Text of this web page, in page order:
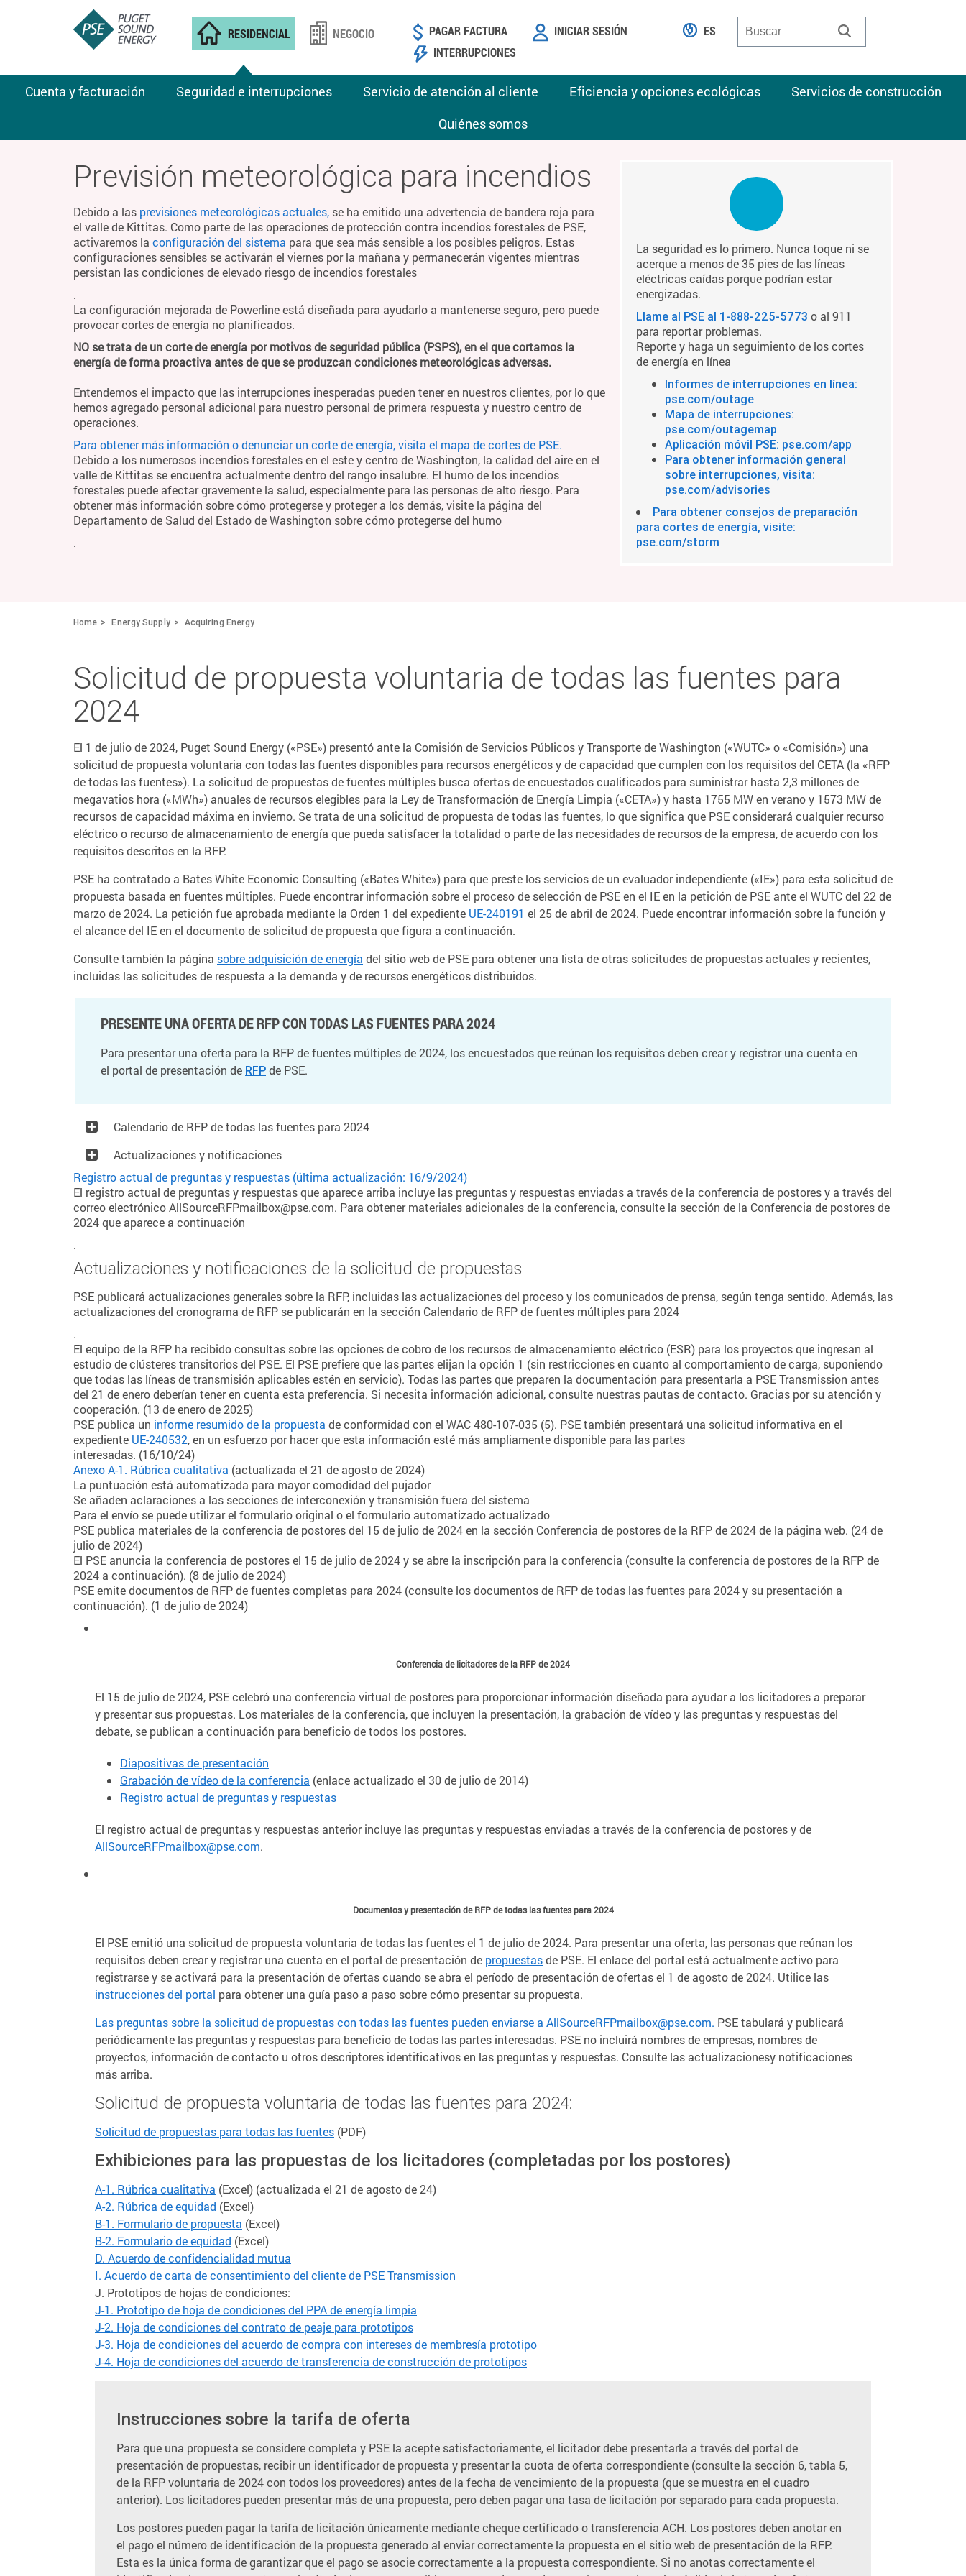
RESIDENCIAL
Cuenta y facturación Seguridad e interrupciones Servicio de atención al cliente Eficiencia y opciones ecológicas
Servicios de construcción
Quiénes somos
NEGOCIO PAGAR FACTURA
INICIAR SESIÓN
INTERRUPCIONES
ES
Previsión meteorológica para incendios
Debido a las previsiones meteorológicas actuales, se ha emitido una advertencia de bandera roja para
el valle de Kittitas. Como parte de las operaciones de protección contra incendios forestales de PSE,
activaremos la configuración del sistema para que sea más sensible a los posibles peligros. Estas
configuraciones sensibles se activarán el viernes por la mañana y permanecerán vigentes mientras
persistan las condiciones de elevado riesgo de incendios forestales
.
La configuración mejorada de Powerline está diseñada para ayudarlo a mantenerse seguro, pero puede
provocar cortes de energía no planificados.
NO se trata de un corte de energía por motivos de seguridad pública (PSPS), en el que cortamos la
energía de forma proactiva antes de que se produzcan condiciones meteorológicas adversas.
Entendemos el impacto que las interrupciones inesperadas pueden tener en nuestros clientes, por lo que
hemos agregado personal adicional para nuestro personal de primera respuesta y nuestro centro de
operaciones.
Para obtener más información o denunciar un corte de energía, visita el mapa de cortes de PSE.
Debido a los numerosos incendios forestales en el este y centro de Washington, la calidad del aire en el
valle de Kittitas se encuentra actualmente dentro del rango insalubre. El humo de los incendios
forestales puede afectar gravemente la salud, especialmente para las personas de alto riesgo. Para
obtener más información sobre cómo protegerse y proteger a los demás, visite la página del
Departamento de Salud del Estado de Washington sobre cómo protegerse del humo
.
La seguridad es lo primero. Nunca toque ni se
acerque a menos de 35 pies de las líneas
eléctricas caídas porque podrían estar
energizadas.
Llame al PSE al 1-888-225-5773 o al 911
para reportar problemas.
Reporte y haga un seguimiento de los cortes
de energía en línea
Informes de interrupciones en línea:
pse.com/outage
Mapa de interrupciones:
pse.com/outagemap
Aplicación móvil PSE: pse.com/app
Para obtener información general
sobre interrupciones, visita:
pse.com/advisories
Para obtener consejos de preparación
para cortes de energía, visite:
pse.com/storm
Home Energy Supply Acquiring Energy
Solicitud de propuesta voluntaria de todas las fuentes para
2024
El 1 de julio de 2024, Puget Sound Energy («PSE») presentó ante la Comisión de Servicios Públicos y Transporte de Washington («WUTC» o «Comisión») una
solicitud de propuesta voluntaria con todas las fuentes disponibles para recursos energéticos y de capacidad que cumplen con los requisitos del CETA (la «RFP
de todas las fuentes»). La solicitud de propuestas de fuentes múltiples busca ofertas de encuestados cualificados para suministrar hasta 2,3 millones de
megavatios hora («MWh») anuales de recursos elegibles para la Ley de Transformación de Energía Limpia («CETA») y hasta 1755 MW en verano y 1573 MW de
recursos de capacidad máxima en invierno. Se trata de una solicitud de propuesta de todas las fuentes, lo que significa que PSE considerará cualquier recurso
eléctrico o recurso de almacenamiento de energía que pueda satisfacer la totalidad o parte de las necesidades de recursos de la empresa, de acuerdo con los
requisitos descritos en la RFP.
PSE ha contratado a Bates White Economic Consulting («Bates White») para que preste los servicios de un evaluador independiente («IE») para esta solicitud de
propuesta basada en fuentes múltiples. Puede encontrar información sobre el proceso de selección de PSE en el IE en la petición de PSE ante el WUTC del 22 de
marzo de 2024. La petición fue aprobada mediante la Orden 1 del expediente UE-240191 el 25 de abril de 2024. Puede encontrar información sobre la función y
el alcance del IE en el documento de solicitud de propuesta que figura a continuación.
Consulte también la página sobre adquisición de energía del sitio web de PSE para obtener una lista de otras solicitudes de propuestas actuales y recientes,
incluidas las solicitudes de respuesta a la demanda y de recursos energéticos distribuidos.
PRESENTE UNA OFERTA DE RFP CON TODAS LAS FUENTES PARA 2024
Para presentar una oferta para la RFP de fuentes múltiples de 2024, los encuestados que reúnan los requisitos deben crear y registrar una cuenta en
el portal de presentación de RFP de PSE.
Calendario de RFP de todas las fuentes para 2024
Actualizaciones y notificaciones
Registro actual de preguntas y respuestas (última actualización: 16/9/2024)
El registro actual de preguntas y respuestas que aparece arriba incluye las preguntas y respuestas enviadas a través de la conferencia de postores y a través del
correo electrónico AllSourceRFPmailbox@pse.com. Para obtener materiales adicionales de la conferencia, consulte la sección de la Conferencia de postores de
2024 que aparece a continuación
.
Actualizaciones y notificaciones de la solicitud de propuestas
PSE publicará actualizaciones generales sobre la RFP, incluidas las actualizaciones del proceso y los comunicados de prensa, según tenga sentido. Además, las
actualizaciones del cronograma de RFP se publicarán en la sección Calendario de RFP de fuentes múltiples para 2024
.
El equipo de la RFP ha recibido consultas sobre las opciones de cobro de los recursos de almacenamiento eléctrico (ESR) para los proyectos que ingresan al
estudio de clústeres transitorios del PSE. El PSE prefiere que las partes elijan la opción 1 (sin restricciones en cuanto al comportamiento de carga, suponiendo
que todas las líneas de transmisión aplicables estén en servicio). Todas las partes que preparen la documentación para presentarla a PSE Transmission antes
del 21 de enero deberían tener en cuenta esta preferencia. Si necesita información adicional, consulte nuestras pautas de contacto. Gracias por su atención y
cooperación. (13 de enero de 2025)
PSE publica un informe resumido de la propuesta de conformidad con el WAC 480-107-035 (5). PSE también presentará una solicitud informativa en el
expediente UE-240532, en un esfuerzo por hacer que esta información esté más ampliamente disponible para las partes
interesadas. (16/10/24)
Anexo A-1. Rúbrica cualitativa (actualizada el 21 de agosto de 2024)
La puntuación está automatizada para mayor comodidad del pujador
Se añaden aclaraciones a las secciones de interconexión y transmisión fuera del sistema
Para el envío se puede utilizar el formulario original o el formulario automatizado actualizado
PSE publica materiales de la conferencia de postores del 15 de julio de 2024 en la sección Conferencia de postores de la RFP de 2024 de la página web. (24 de
julio de 2024)
El PSE anuncia la conferencia de postores el 15 de julio de 2024 y se abre la inscripción para la conferencia (consulte la conferencia de postores de la RFP de
2024 a continuación). (8 de julio de 2024)
PSE emite documentos de RFP de fuentes completas para 2024 (consulte los documentos de RFP de todas las fuentes para 2024 y su presentación a
continuación). (1 de julio de 2024)
Conferencia de licitadores de la RFP de 2024
El 15 de julio de 2024, PSE celebró una conferencia virtual de postores para proporcionar información diseñada para ayudar a los licitadores a preparar
y presentar sus propuestas. Los materiales de la conferencia, que incluyen la presentación, la grabación de vídeo y las preguntas y respuestas del
debate, se publican a continuación para beneficio de todos los postores.
Diapositivas de presentación
Grabación de vídeo de la conferencia (enlace actualizado el 30 de julio de 2014)
Registro actual de preguntas y respuestas
El registro actual de preguntas y respuestas anterior incluye las preguntas y respuestas enviadas a través de la conferencia de postores y de
AllSourceRFPmailbox@pse.com.
Documentos y presentación de RFP de todas las fuentes para 2024
El PSE emitió una solicitud de propuesta voluntaria de todas las fuentes el 1 de julio de 2024. Para presentar una oferta, las personas que reúnan los
requisitos deben crear y registrar una cuenta en el portal de presentación de propuestasde PSE. El enlace del portal está actualmente activo para
registrarse y se activará para la presentación de ofertas cuando se abra el período de presentación de ofertas el 1 de agosto de 2024. Utilice las
instrucciones del portal para obtener una guía paso a paso sobre cómo presentar su propuesta.
Las preguntas sobre la solicitud de propuestas con todas las fuentes pueden enviarse a AllSourceRFPmailbox@pse.com. PSE tabulará y publicará
periódicamente las preguntas y respuestas para beneficio de todas las partes interesadas. PSE no incluirá nombres de empresas, nombres de
proyectos, información de contacto u otros descriptores identificativos en las preguntas y respuestas. Consulte las actualizacionesy notificaciones
más arriba.
Solicitud de propuesta voluntaria de todas las fuentes para 2024:
Solicitud de propuestas para todas las fuentes (PDF)
Exhibiciones para las propuestas de los licitadores (completadas por los postores)
A-1. Rúbrica cualitativa (Excel) (actualizada el 21 de agosto de 24)
A-2. Rúbrica de equidad (Excel)
B-1. Formulario de propuesta (Excel)
B-2. Formulario de equidad (Excel)
D. Acuerdo de confidencialidad mutua
I. Acuerdo de carta de consentimiento del cliente de PSE Transmission
J. Prototipos de hojas de condiciones:
J-1. Prototipo de hoja de condiciones del PPA de energía limpia
J-2. Hoja de condiciones del contrato de peaje para prototipos
J-3. Hoja de condiciones del acuerdo de compra con intereses de membresía prototipo
J-4. Hoja de condiciones del acuerdo de transferencia de construcción de prototipos
Instrucciones sobre la tarifa de oferta
Para que una propuesta se considere completa y PSE la acepte satisfactoriamente, el licitador debe presentarla a través del portal de
presentación de propuestas, recibir un identificador de propuesta y presentar la cuota de oferta correspondiente (consulte la sección 6, tabla 5,
de la RFP voluntaria de 2024 con todos los proveedores) antes de la fecha de vencimiento de la propuesta (que se muestra en el cuadro
anterior). Los licitadores pueden presentar más de una propuesta, pero deben pagar una tasa de licitación por separado para cada propuesta.
Los postores pueden pagar la tarifa de licitación únicamente mediante cheque certificado o transferencia ACH. Los postores deben anotar en
el pago el número de identificación de la propuesta generado al enviar correctamente la propuesta en el sitio web de presentación de la RFP.
Esta es la única forma de garantizar que el pago se asocie correctamente a la propuesta correspondiente. Si no anotas correctamente el